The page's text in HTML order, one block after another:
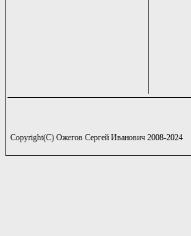
Copyright(C) Ожегов Сергей Иванович 2008-2024